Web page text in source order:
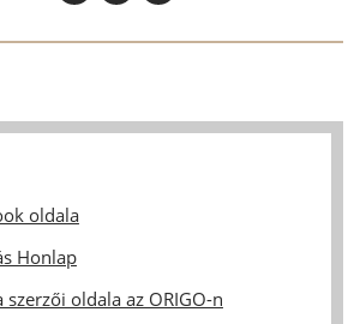
oldala
Honlap
oldala az ORIGO-n